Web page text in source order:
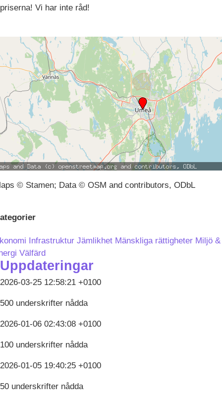
priserna! Vi har inte råd!
© Stamen; Data © OSM and contributors, ODbL
Infrastruktur Jämlikhet Mänskliga rättigheter Miljö &
Välfärd
Uppdateringar
2026-03-25 12:58:21 +0100
500 underskrifter nådda
2026-01-06 02:43:08 +0100
100 underskrifter nådda
2026-01-05 19:40:25 +0100
50 underskrifter nådda